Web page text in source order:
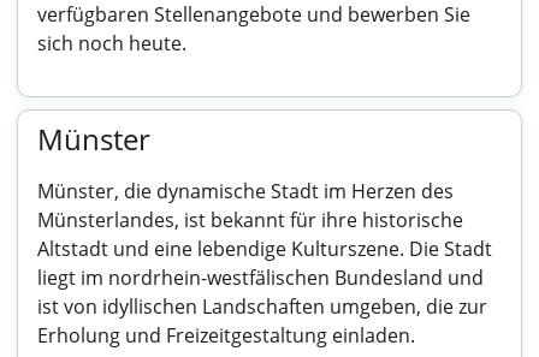
verfügbaren Stellenangebote und bewerben Sie
sich noch heute.
Münster
Münster, die dynamische Stadt im Herzen des
Münsterlandes, ist bekannt für ihre historische
Altstadt und eine lebendige Kulturszene. Die Stadt
liegt im nordrhein-westfälischen Bundesland und
ist von idyllischen Landschaften umgeben, die zur
Erholung und Freizeitgestaltung einladen.